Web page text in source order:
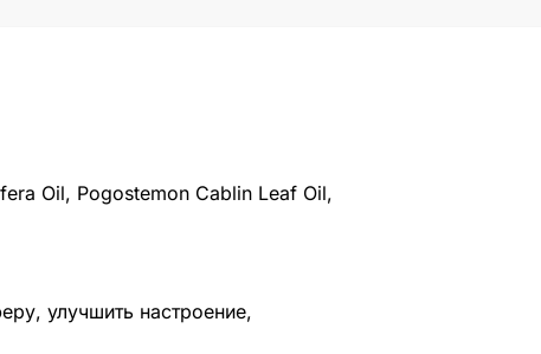
Oil, Pogostemon Cablin Leaf Oil,
улучшить настроение,